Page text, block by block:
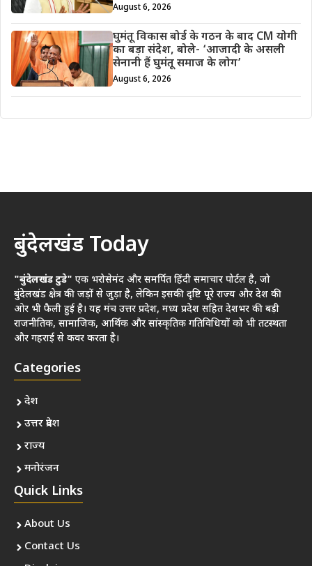
August 6, 2026
घुमंतू विकास बोर्ड के गठन के बाद CM योगी
का बड़ा संदेश, बोले- ‘आजादी के असली
सेनानी हैं घुमंतू समाज के लोग’
August 6, 2026
बुंदेलखंड Today
"बुंदेलखंड टुडे" एक भरोसेमंद और समर्पित हिंदी समाचार पोर्टल है, जो
बुंदेलखंड क्षेत्र की जड़ों से जुड़ा है, लेकिन इसकी दृष्टि पूरे राज्य और देश की
ओर भी फैली हुई है। यह मंच उत्तर प्रदेश, मध्य प्रदेश सहित देशभर की बड़ी
राजनीतिक, सामाजिक, आर्थिक और सांस्कृतिक गतिविधियों को भी तटस्थता
और गहराई से कवर करता है।
Categories
देश
उत्तर प्रदेश
राज्य
मनोरंजन
Quick Links
About Us
Contact Us